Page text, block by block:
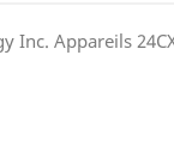
Inc. Appareils